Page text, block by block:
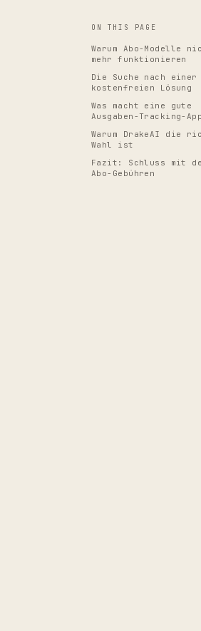
ON THIS PAGE
Warum Abo-Modelle
mehr funktionieren
Die Suche nach einer
kostenfreien Lösung
Was macht eine gute
Ausgaben-Tracking-
Warum DrakeAI die
Wahl ist
Fazit: Schluss mit
Abo-Gebühren